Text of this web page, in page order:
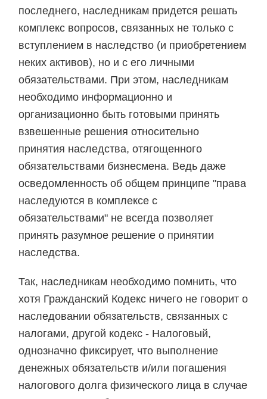
последнего, наследникам придется решать
комплекс вопросов, связанных не только с
вступлением в наследство (и приобретением
неких активов), но и с его личными
обязательствами. При этом, наследникам
необходимо информационно и
организационно быть готовыми принять
взвешенные решения относительно
принятия наследства, отягощенного
обязательствами бизнесмена. Ведь даже
осведомленность об общем принципе "права
наследуются в комплексе с
обязательствами" не всегда позволяет
принять разумное решение о принятии
наследства.
Так, наследникам необходимо помнить, что
хотя Гражданский Кодекс ничего не говорит о
наследовании обязательств, связанных с
налогами, другой кодекс - Налоговый,
однозначно фиксирует, что выполнение
денежных обязательств и/или погашения
налогового долга физического лица в случае